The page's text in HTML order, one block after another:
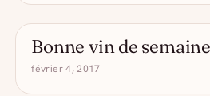
- DRÔLE D'ALCOOL
Bonne vin de semaine
février 4, 2017